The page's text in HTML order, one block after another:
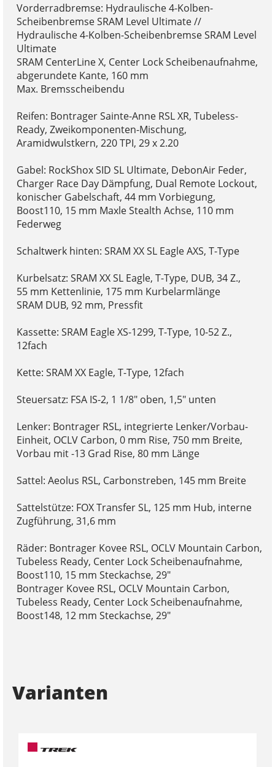
Vorderradbremse: Hydraulische 4-Kolben-
Scheibenbremse SRAM Level Ultimate //
Hydraulische 4-Kolben-Scheibenbremse SRAM Level
Ultimate
SRAM CenterLine X, Center Lock Scheibenaufnahme,
abgerundete Kante, 160 mm
Max. Bremsscheibendu
Reifen: Bontrager Sainte-Anne RSL XR, Tubeless-
Ready, Zweikomponenten-Mischung,
Aramidwulstkern, 220 TPI, 29 x 2.20
Gabel: RockShox SID SL Ultimate, DebonAir Feder,
Charger Race Day Dämpfung, Dual Remote Lockout,
konischer Gabelschaft, 44 mm Vorbiegung,
Boost110, 15 mm Maxle Stealth Achse, 110 mm
Federweg
Schaltwerk hinten: SRAM XX SL Eagle AXS, T-Type
Kurbelsatz: SRAM XX SL Eagle, T-Type, DUB, 34 Z.,
55 mm Kettenlinie, 175 mm Kurbelarmlänge
SRAM DUB, 92 mm, Pressfit
Kassette: SRAM Eagle XS-1299, T-Type, 10-52 Z.,
12fach
Kette: SRAM XX Eagle, T-Type, 12fach
Steuersatz: FSA IS-2, 1 1/8" oben, 1,5" unten
Lenker: Bontrager RSL, integrierte Lenker/Vorbau-
Einheit, OCLV Carbon, 0 mm Rise, 750 mm Breite,
Vorbau mit -13 Grad Rise, 80 mm Länge
Sattel: Aeolus RSL, Carbonstreben, 145 mm Breite
Sattelstütze: FOX Transfer SL, 125 mm Hub, interne
Zugführung, 31,6 mm
Räder: Bontrager Kovee RSL, OCLV Mountain Carbon,
Tubeless Ready, Center Lock Scheibenaufnahme,
Boost110, 15 mm Steckachse, 29"
Bontrager Kovee RSL, OCLV Mountain Carbon,
Tubeless Ready, Center Lock Scheibenaufnahme,
Boost148, 12 mm Steckachse, 29"
Varianten